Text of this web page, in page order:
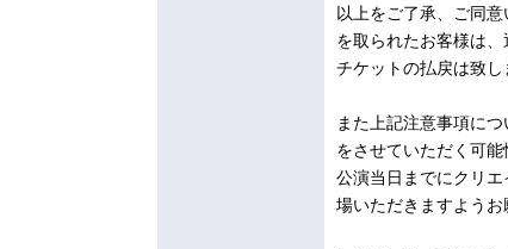
以上をご了承、ご同
を取られたお客様は
チケットの払戻は致し
また上記注意事項に
をさせていただく可能
公演当日までにクリ
場いただきますようお